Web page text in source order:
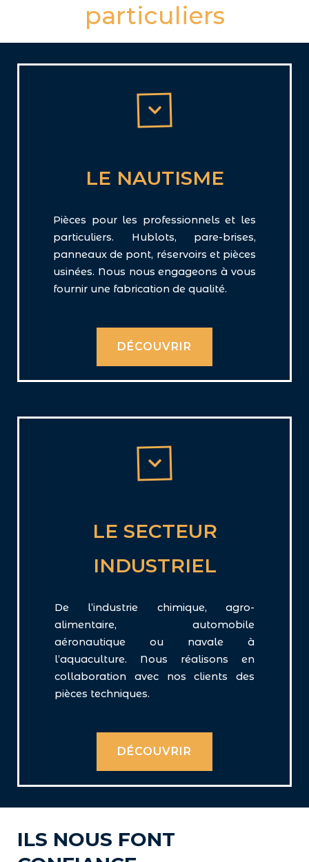
particuliers
LE NAUTISME
Pièces pour les professionnels et les
particuliers. Hublots, pare-brises,
panneaux de pont, réservoirs et pièces
usinées. Nous nous engageons à vous
fournir une fabrication de qualité.
DÉCOUVRIR
LE SECTEUR
INDUSTRIEL
De l’industrie chimique, agro-
alimentaire, automobile
aéronautique ou navale à
l’aquaculture. Nous réalisons en
collaboration avec nos clients des
pièces techniques.
DÉCOUVRIR
ILS NOUS FONT